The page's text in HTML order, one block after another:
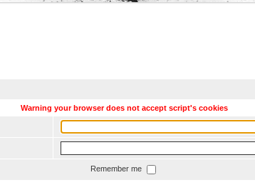
Warning your browser does not accept script's cookies
Remember me